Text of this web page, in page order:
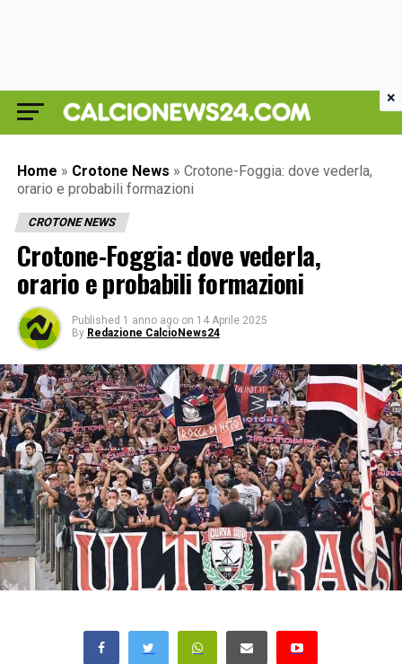
Home » Crotone News » Crotone-Foggia: dove vederla,
orario e probabili formazioni
CROTONE NEWS
Crotone-Foggia: dove vederla,
orario e probabili formazioni
Published 1 anno ago on 14 Aprile 2025
By Redazione CalcioNews24
×